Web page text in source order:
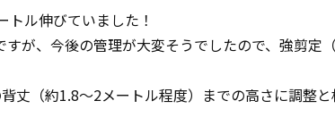
ル伸びていました！
が、今後の管理が大変そうでしたので、強剪定
丈（約1.8〜2メートル程度）までの高さに調整